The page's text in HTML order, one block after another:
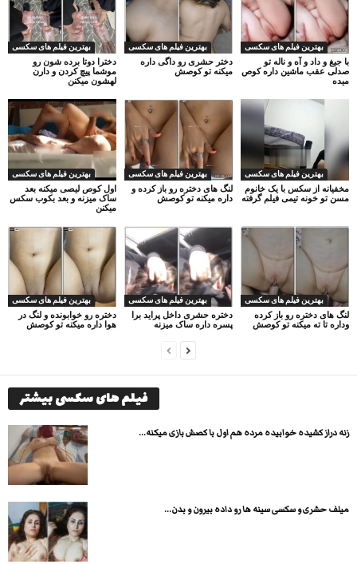
بهترین فیلم های سکسی
دخترا دوتا برده شون رو
موشما پیچ کردن و دارن
لهشون میکنن
بهترین فیلم های سکسی
دختر حشری رو داگی داره
میکنه تو کوصش
بهترین فیلم های سکسی
با جیغ و داد و آه و ناله تو
صدلی عقب ماشین داره کوص
میده
بهترین فیلم های سکسی
اول کوص لیصی میکنه بعد
ساک میزنه و بعد بکوب سکس
میکنن
بهترین فیلم های سکسی
لنگ های دختره رو باز کرده و
داره میکنه تو کوصش
بهترین فیلم های سکسی
مخفیانه از سکس با یک خانوم
مسن تو خونه تیمی فیلم گرفته
بهترین فیلم های سکسی
دختره رو خوابونده و لنگ در
هوا داره میکنه تو کوصش
بهترین فیلم های سکسی
دختره حشری داخل پراید برا
پسره داره ساک میزنه
بهترین فیلم های سکسی
لنگ های دختره رو باز کرده
وداره تا ته میکنه تو کوصش
فیلم های سکسی بیشتر
زنه دراز کشیده خوابیده مرده هم اول با کصش بازی میکنه...
میلف حشری و سکسی سینه ها رو داده بیرون و بدن...